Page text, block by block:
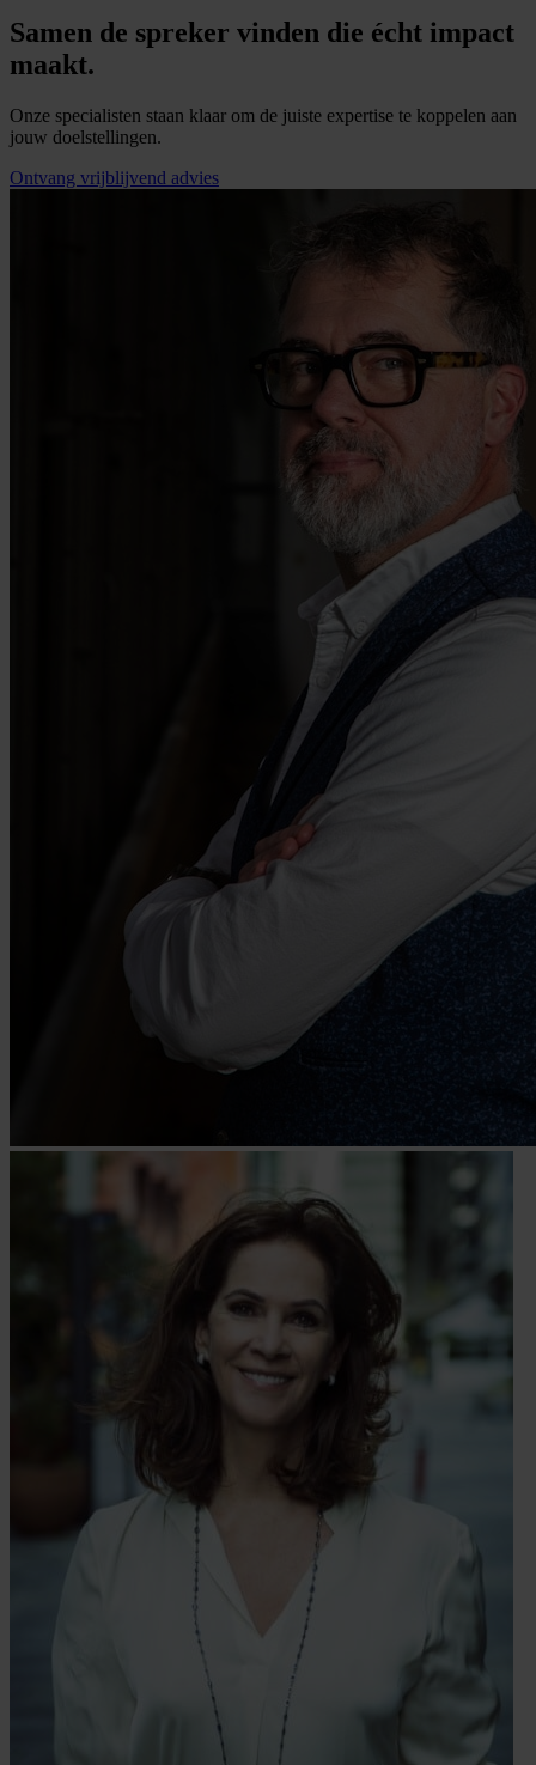
Samen de spreker vinden die écht impact
maakt.
Onze specialisten staan klaar om de juiste expertise te koppelen aan
jouw doelstellingen.
Ontvang vrijblijvend advies